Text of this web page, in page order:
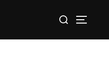
Rechercher :